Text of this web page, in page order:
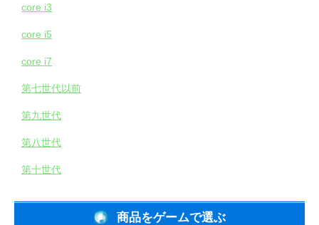
core i3
core i5
core i7
第七世代以前
第九世代
第八世代
第十世代
商品をゲームで選ぶ